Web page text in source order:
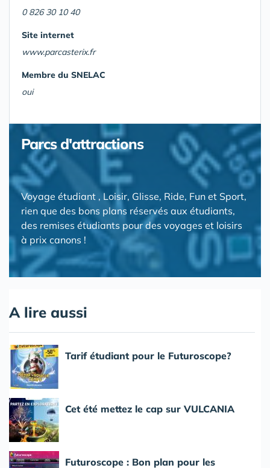
0 826 30 10 40
Site internet
www.parcasterix.fr
Membre du SNELAC
oui
Parcs d'attractions
Voyage étudiant , Loisir, Glisse, Ride, Fun et Sport,
rien que des bons plans réservés aux étudiants,
des remises étudiants pour des voyages et loisirs
à prix canons !
A lire aussi
Tarif étudiant pour le Futuroscope?
Cet été mettez le cap sur VULCANIA
Futuroscope : Bon plan pour les